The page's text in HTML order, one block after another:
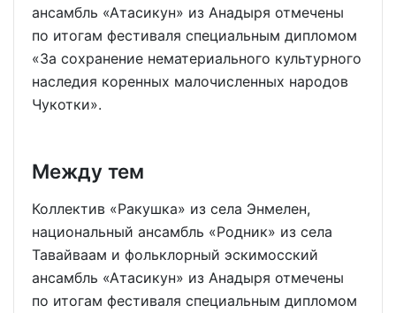
ансамбль «Атасикун» из Анадыря отмечены
по итогам фестиваля специальным дипломом
«За сохранение нематериального культурного
наследия коренных малочисленных народов
Чукотки».
Между тем
Коллектив «Ракушка» из села Энмелен,
национальный ансамбль «Родник» из села
Тавайваам и фольклорный эскимосский
ансамбль «Атасикун» из Анадыря отмечены
по итогам фестиваля специальным дипломом